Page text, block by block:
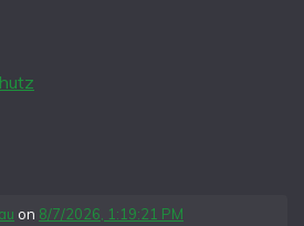
on 8/7/2026, 1:19:21 PM